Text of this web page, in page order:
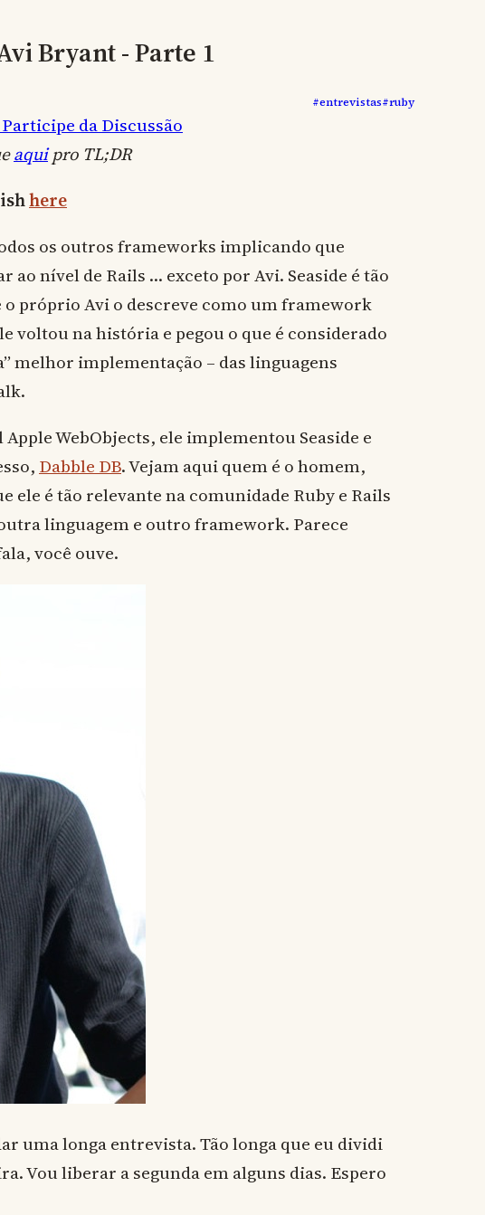
Bryant - Parte 1
#entrevistas#ruby
Participe da Discussão
aquipro TL;DR
here
os outros frameworks implicando que
ao nível de Rails … exceto por Avi. Seaside é tão
próprio Avi o descreve como um framework
voltou na história e pegou o que é considerado
melhor implementação – das linguagens
WebObjects, ele implementou Seaside e
Dabble DB. Vejam aqui quem é o homem,
ele é tão relevante na comunidade Ruby e Rails
linguagem e outro framework. Parece
você ouve.
uma longa entrevista. Tão longa que eu dividi
Vou liberar a segunda em alguns dias. Espero